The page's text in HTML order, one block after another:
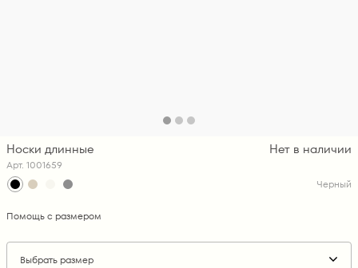
Носки длинные
Арт. 1001659
Нет в наличии
Черный
Помощь с размером
Выбрать размер